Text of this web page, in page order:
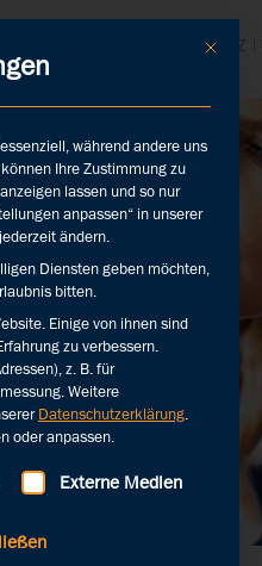
SCHWEIZ |
Mit
während andere uns
Ihre Zustimmung zu
lassen und so nur
anpassen“ in unserer
ändern.
Diensten geben möchten,
bitten.
Einige von ihnen sind
zu verbessern.
z. B. für
Weitere
Datenschutzerklärung.
oder anpassen.
Einwilligung erteilt
Externe Medien